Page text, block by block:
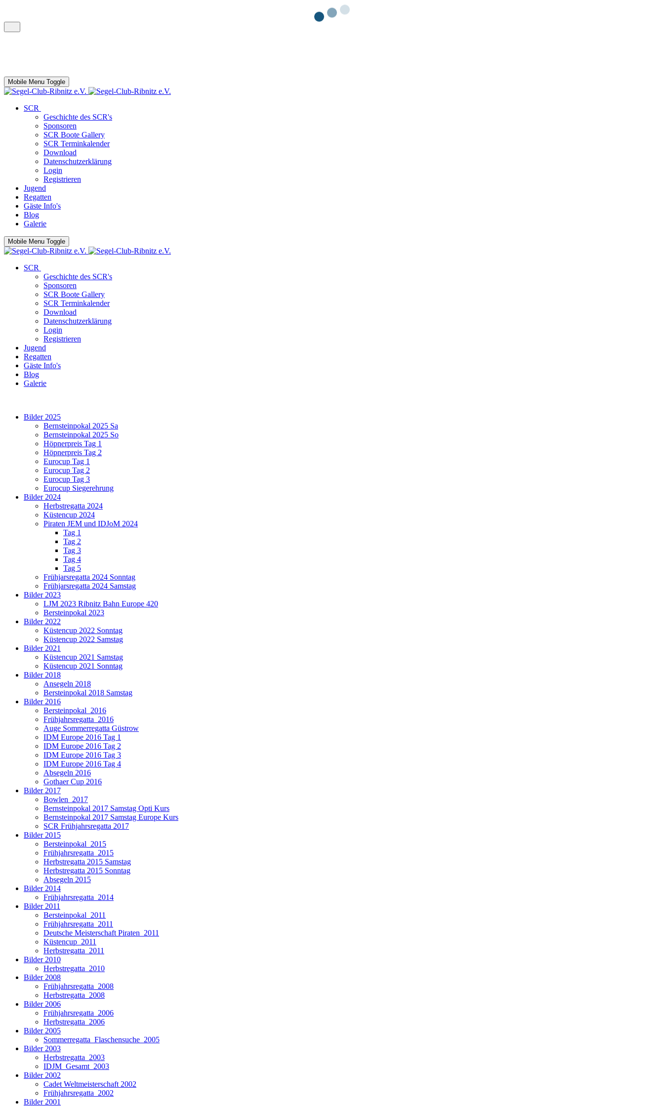
Mobile Menu Toggle
SCR
Geschichte des SCR's
Sponsoren
SCR Boote Gallery
SCR Terminkalender
Download
Datenschutzerklärung
Login
Registrieren
Jugend
Regatten
Gäste Info's
Blog
Galerie
Mobile Menu Toggle
SCR
Geschichte des SCR's
Sponsoren
SCR Boote Gallery
SCR Terminkalender
Download
Datenschutzerklärung
Login
Registrieren
Jugend
Regatten
Gäste Info's
Blog
Galerie
Bilder 2025
Bernsteinpokal 2025 Sa
Bernsteinpokal 2025 So
Höpnerpreis Tag 1
Höpnerpreis Tag 2
Eurocup Tag 1
Eurocup Tag 2
Eurocup Tag 3
Eurocup Siegerehrung
Bilder 2024
Herbstregatta 2024
Küstencup 2024
Piraten JEM und IDJoM 2024
Tag 1
Tag 2
Tag 3
Tag 4
Tag 5
Frühjarsregatta 2024 Sonntag
Frühjarsregatta 2024 Samstag
Bilder 2023
LJM 2023 Ribnitz Bahn Europe 420
Bersteinpokal 2023
Bilder 2022
Küstencup 2022 Sonntag
Küstencup 2022 Samstag
Bilder 2021
Küstencup 2021 Samstag
Küstencup 2021 Sonntag
Bilder 2018
Ansegeln 2018
Bersteinpokal 2018 Samstag
Bilder 2016
Bersteinpokal_2016
Frühjahrsregatta_2016
Auge Sommerregatta Güstrow
IDM Europe 2016 Tag 1
IDM Europe 2016 Tag 2
IDM Europe 2016 Tag 3
IDM Europe 2016 Tag 4
Absegeln 2016
Gothaer Cup 2016
Bilder 2017
Bowlen_2017
Bernsteinpokal 2017 Samstag Opti Kurs
Bernsteinpokal 2017 Samstag Europe Kurs
SCR Frühjahrsregatta 2017
Bilder 2015
Bersteinpokal_2015
Frühjahrsregatta_2015
Herbstregatta 2015 Samstag
Herbstregatta 2015 Sonntag
Absegeln 2015
Bilder 2014
Frühjahrsregatta_2014
Bilder 2011
Bersteinpokal_2011
Frühjahrsregatta_2011
Deutsche Meisterschaft Piraten_2011
Küstencup_2011
Herbstregatta_2011
Bilder 2010
Herbstregatta_2010
Bilder 2008
Frühjahrsregatta_2008
Herbstregatta_2008
Bilder 2006
Frühjahrsregatta_2006
Herbstregatta_2006
Bilder 2005
Sommerregatta_Flaschensuche_2005
Bilder 2003
Herbstregatta_2003
IDJM_Gesamt_2003
Bilder 2002
Cadet Weltmeisterschaft 2002
Frühjahrsregatta_2002
Bilder 2001